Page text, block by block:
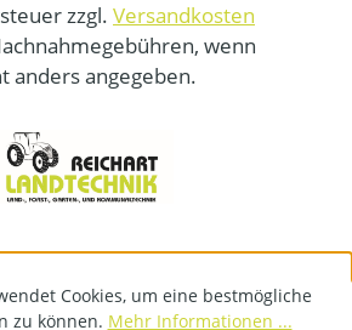
zzgl. Versandkosten
wenn
anders angegeben.
Cookies, um eine bestmögliche
zu können. Mehr Informationen ...